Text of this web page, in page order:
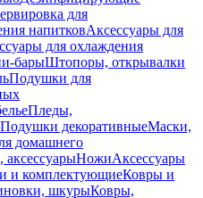
для
напитковАксессуары для
для охлаждения
барыШтопоры, открывалки
Подушки для
Пледы,
Подушки декоративныеМаски,
домашнего
НожиАксессуары
и комплектующиеКовры и
шкурыКовры,